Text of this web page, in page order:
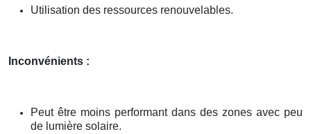
Utilisation des ressources renouvelables.
Inconvénients :
Peut être moins performant dans des zones avec peu
de lumière solaire.